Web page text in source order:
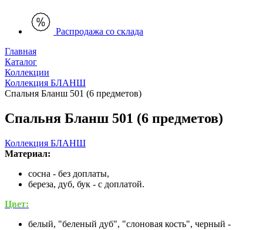
Распродажа со склада
Главная
Каталог
Коллекции
Коллекция БЛАНШ
Спальня Бланш 501 (6 предметов)
Спальня Бланш 501 (6 предметов)
Коллекция БЛАНШ
Материал:
сосна - без доплаты,
береза, дуб, бук - с доплатой.
Цвет:
белый, "беленый дуб", "слоновая кость", черный -